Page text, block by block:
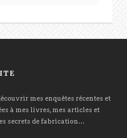
mes enquêtes récentes et
à mes livres, mes articles et
secrets de fabrication…